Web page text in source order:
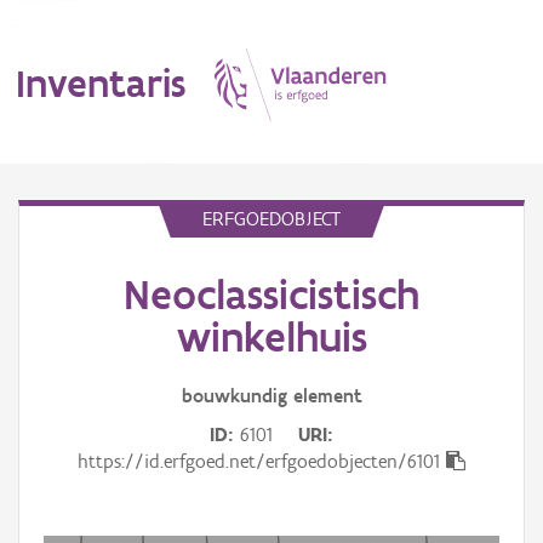
Inventaris
ERFGOEDOBJECT
Neoclassicistisch
winkelhuis
bouwkundig element
ID 6101
URI
https://id.erfgoed.net/erfgoedobjecten/6101